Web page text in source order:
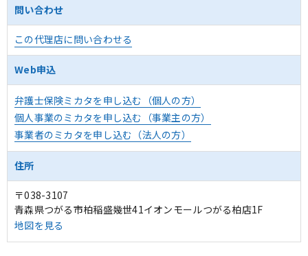
問い合わせ
この代理店に問い合わせる
Web申込
弁護士保険ミカタを申し込む（個人の方）
個人事業のミカタを申し込む（事業主の方）
事業者のミカタを申し込む（法人の方）
住所
〒038-3107
青森県つがる市柏稲盛幾世41イオンモールつがる柏店1F
地図を見る